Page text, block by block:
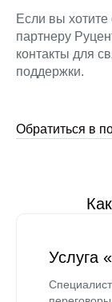
Если вы
партнеру
контакты для
поддержки.
Обратиться в
Услуга